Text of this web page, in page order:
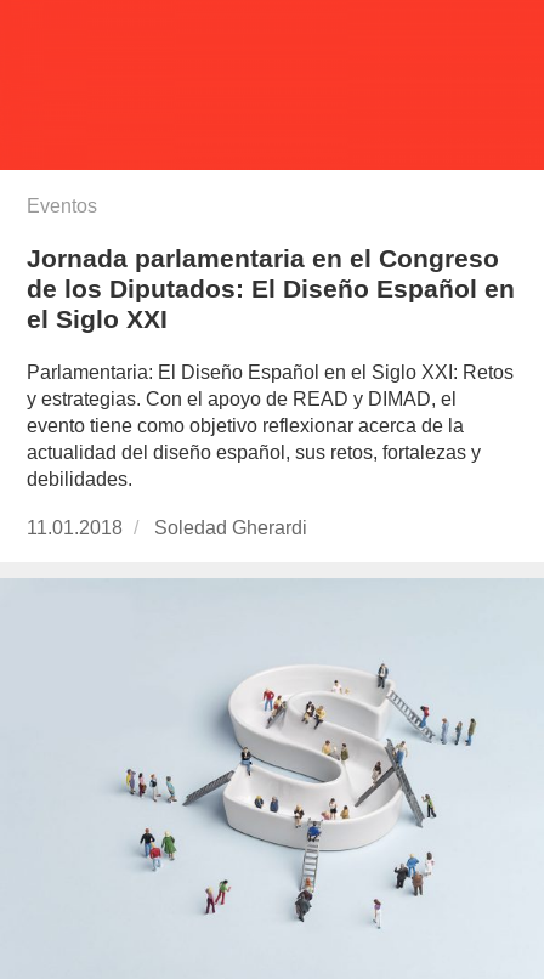
Eventos
Jornada parlamentaria en el Congreso
de los Diputados: El Diseño Español en
el Siglo XXI
Parlamentaria: El Diseño Español en el Siglo XXI: Retos
y estrategias. Con el apoyo de READ y DIMAD, el
evento tiene como objetivo reflexionar acerca de la
actualidad del diseño español, sus retos, fortalezas y
debilidades.
Publicado
11.01.2018
https://www.experimenta.es/author/soledad-
Soledad Gherardi